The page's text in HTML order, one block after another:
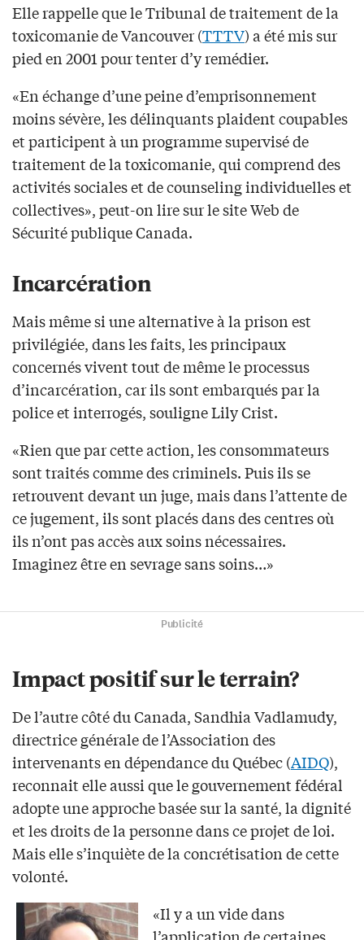
Elle rappelle que le Tribunal de traitement de la
toxicomanie de Vancouver (TTTV) a été mis sur
pied en 2001 pour tenter d’y remédier.
«En échange d’une peine d’emprisonnement
moins sévère, les délinquants plaident coupables
et participent à un programme supervisé de
traitement de la toxicomanie, qui comprend des
activités sociales et de counseling individuelles et
collectives», peut-on lire sur le site Web de
Sécurité publique Canada.
Incarcération
Mais même si une alternative à la prison est
privilégiée, dans les faits, les principaux
concernés vivent tout de même le processus
d’incarcération, car ils sont embarqués par la
police et interrogés, souligne Lily Crist.
«Rien que par cette action, les consommateurs
sont traités comme des criminels. Puis ils se
retrouvent devant un juge, mais dans l’attente de
ce jugement, ils sont placés dans des centres où
ils n’ont pas accès aux soins nécessaires.
Imaginez être en sevrage sans soins…»
Publicité
Impact positif sur le terrain?
De l’autre côté du Canada, Sandhia Vadlamudy,
directrice générale de l’Association des
intervenants en dépendance du Québec (AIDQ),
reconnait elle aussi que le gouvernement fédéral
adopte une approche basée sur la santé, la dignité
et les droits de la personne dans ce projet de loi.
Mais elle s’inquiète de la concrétisation de cette
volonté.
«Il y a un vide dans